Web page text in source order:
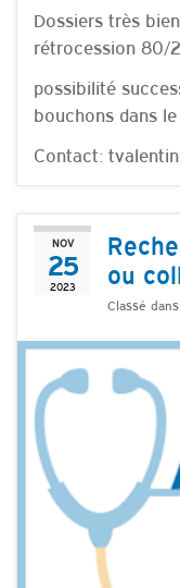
Dossiers très
rétrocession 80/
possibilité
bouchons dans
Contact:
NOV
25
2023
ou
Classé dans